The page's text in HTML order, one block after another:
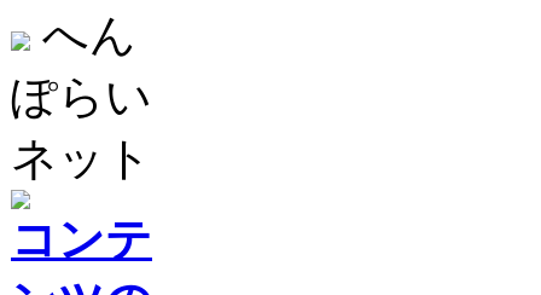
へん
ぽらい
ネット
コンテ